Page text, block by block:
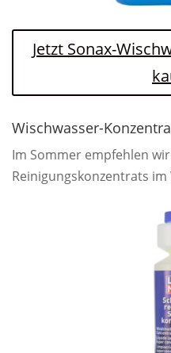
Jetzt Sonax-
Wischwasser-
Im Sommer empfehlen
Reinigungskonzentrats im